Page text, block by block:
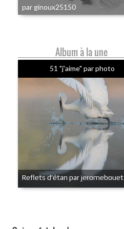
par ginoux25150
Album à la une
51 "j'aime" par photo
Reflets d'étan par jeromebouet